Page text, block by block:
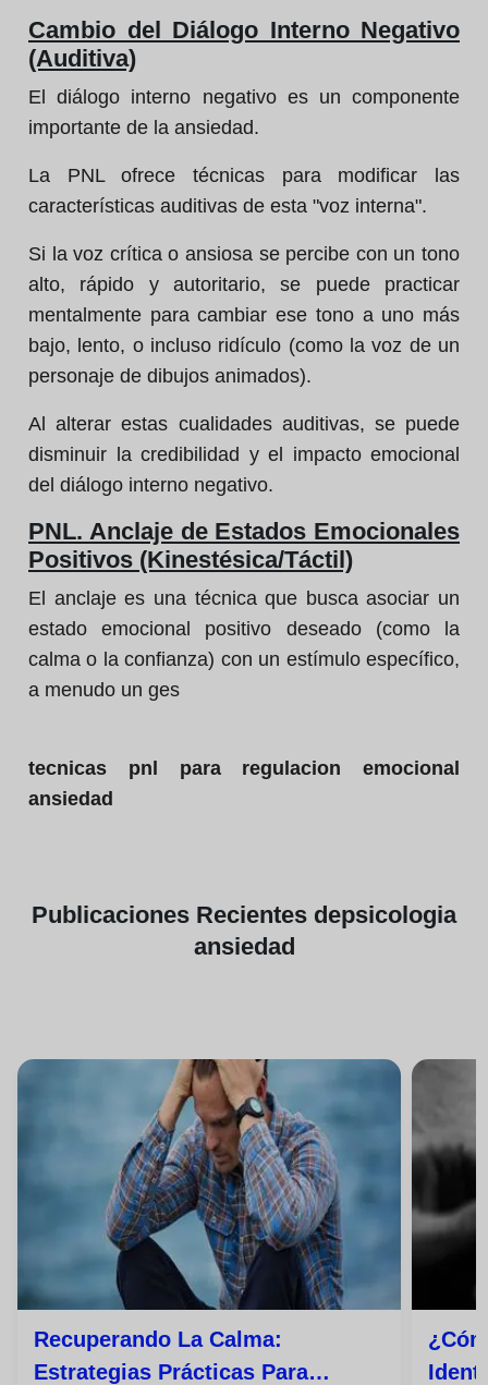
Cambio del Diálogo Interno Negativo
(Auditiva)
El diálogo interno negativo es un componente
importante de la ansiedad.
La PNL ofrece técnicas para modificar las
características auditivas de esta "voz interna".
Si la voz crítica o ansiosa se percibe con un tono
alto, rápido y autoritario, se puede practicar
mentalmente para cambiar ese tono a uno más
bajo, lento, o incluso ridículo (como la voz de un
personaje de dibujos animados).
Al alterar estas cualidades auditivas, se puede
disminuir la credibilidad y el impacto emocional
del diálogo interno negativo.
PNL. Anclaje de Estados Emocionales
Positivos (Kinestésica/Táctil)
El anclaje es una técnica que busca asociar un
estado emocional positivo deseado (como la
calma o la confianza) con un estímulo específico,
a menudo un ges
tecnicas pnl para regulacion emocional
ansiedad
Publicaciones Recientes depsicologia
ansiedad
Recuperando La Calma:
Estrategias Prácticas Para